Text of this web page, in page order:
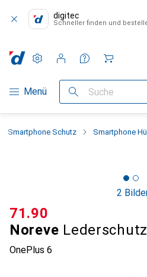
digitec
Schneller finden und
Navigation nach Kategorien
Menü Suche
Einstellungen
Kundenkonto
Vergleichslisten
Merklisten
Warenkorb
Smartphone Schutz Smartphone
2
Noreve
OnePlus 6
CHF
71.90